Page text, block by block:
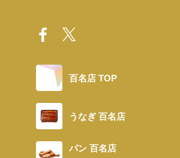
百名店 TOP
うなぎ 百名店
パン 百名店